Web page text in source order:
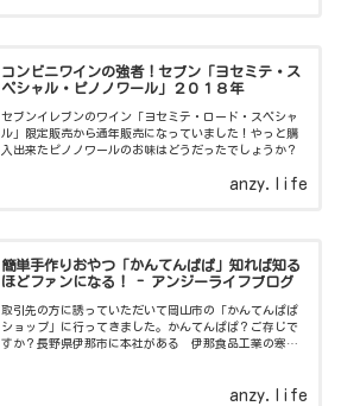
コンビニワインの強者！セブン「ヨセミテ・ス
ペシャル・ピノノワール」２０１８年
セブンイレブンのワイン「ヨセミテ・ロード・スペシャ
ル」限定販売から通年販売になっていました！やっと購
入出来たピノノワールのお味はどうだったでしょうか？
anzy.life
簡単手作りおやつ「かんてんぱぱ」知れば知る
ほどファンになる！ - アンジーライフブログ
取引先の方に誘っていただいて岡山市の「かんてんぱぱ
ショップ」に行ってきました。かんてんぱぱ？ご存じで
すか？長野県伊那市に本社がある 伊那食品工業の寒天
anzy.life